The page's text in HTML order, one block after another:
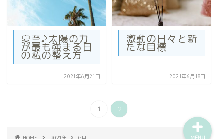
夏至♪太陽の力
が最も強まる日
の私の整え方
2021年6月21日
激動の日々と新
たな目標
2021年6月18日
1 2
HOME 2021年 6月
プロフィール
ご提供中のメニュー